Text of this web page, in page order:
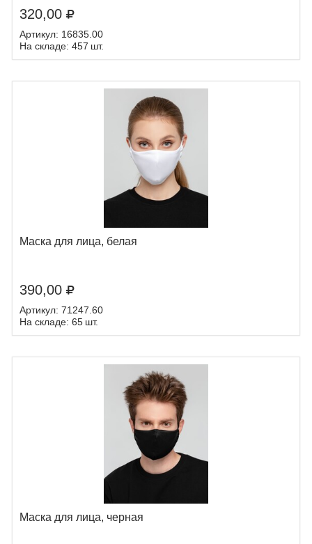
320,00
Артикул: 16835.00
На складе: 457 шт.
Маска для лица, белая
390,00
Артикул: 71247.60
На складе: 65 шт.
Маска для лица, черная